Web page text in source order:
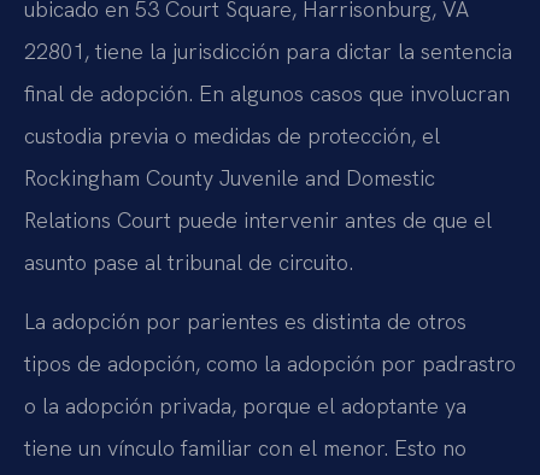
ubicado en 53 Court Square, Harrisonburg, VA
22801, tiene la jurisdicción para dictar la sentencia
final de adopción. En algunos casos que involucran
custodia previa o medidas de protección, el
Rockingham County Juvenile and Domestic
Relations Court puede intervenir antes de que el
asunto pase al tribunal de circuito.
La adopción por parientes es distinta de otros
tipos de adopción, como la adopción por padrastro
o la adopción privada, porque el adoptante ya
tiene un vínculo familiar con el menor. Esto no